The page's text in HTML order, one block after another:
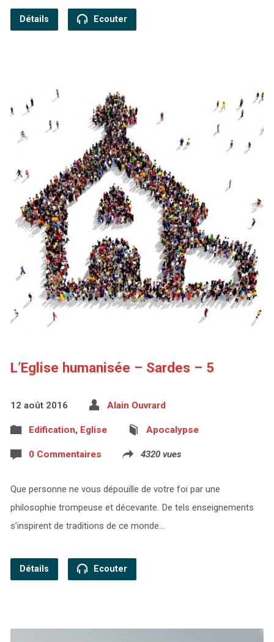
Détails Ecouter
L’Eglise humanisée – Sardes – 5
12 août 2016 Alain Ouvrard
Edification, Eglise Apocalypse
0 Commentaires 4320 vues
Que personne ne vous dépouille de votre foi par une
philosophie trompeuse et décevante. De tels enseignements
s’inspirent de traditions de ce monde…
Détails Ecouter